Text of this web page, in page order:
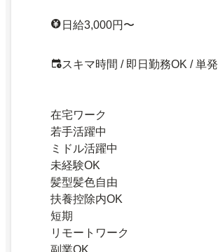
日給3,000円〜
スキマ時間 / 即日勤務OK / 単発
在宅ワーク
若手活躍中
ミドル活躍中
未経験OK
髪型髪色自由
扶養控除内OK
短期
リモートワーク
副業OK